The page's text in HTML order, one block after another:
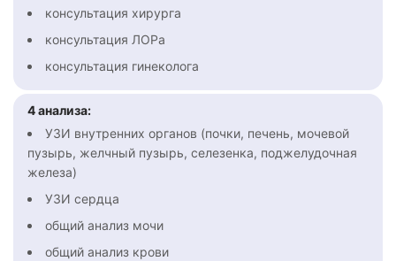
консультация хирурга
консультация ЛОРа
консультация гинеколога
4 анализа:
УЗИ внутренних органов (почки, печень, мочевой
пузырь, желчный пузырь, селезенка, поджелудочная
железа)
УЗИ сердца
общий анализ мочи
общий анализ крови